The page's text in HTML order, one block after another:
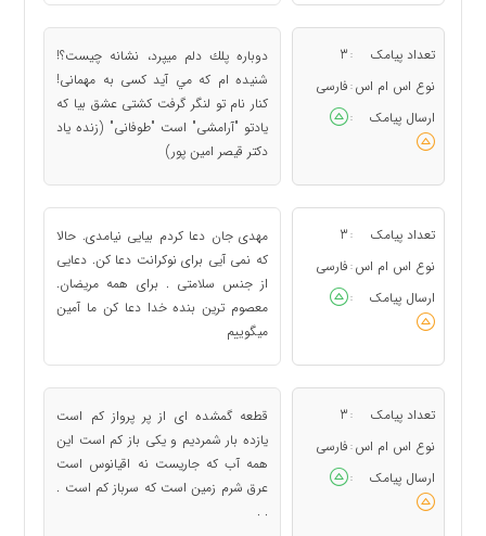
تعداد پیامک :
3
نوع اس ام اس : فارسی
ارسال پیامک
:
دوباره پلك دلم ميپرد، نشانه چیست؟!
شنيده ام كه مي آید كسی به مهمانی!
كنار نام تو لنگر گرفت كشتی عشق بیا كه
یادتو "آرامشی" است "طوفانی" (زنده یاد
دكتر قیصر امین پور)
تعداد پیامک :
3
نوع اس ام اس : فارسی
ارسال پیامک
:
مهدی جان دعا کردم بیایی نیامدی. حالا
که نمی آیی برای نوکرانت دعا کن. دعایی
از جنس سلامتی . برای همه مریضان.
معصوم ترین بنده خدا دعا کن ما آمین
میگوییم
تعداد پیامک :
3
نوع اس ام اس : فارسی
ارسال پیامک
:
قطعه گمشده ای از پر پرواز کم است
یازده بار شمردیم و یکی باز کم است این
همه آب که جاريست نه اقیانوس است
عرق شرم زمین است که سرباز کم است .
. .